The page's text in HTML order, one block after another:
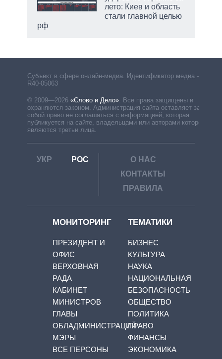
лето: Киев и область
стали главной целью
рф
Субъект в сфере онлайн-медиа. Идентификатор медиа –
R40-05063
© 2009—2026 «Слово и Дело». Все права защищены и
охраняются законом. Администрация сайта оставляет за
собой право не соглашаться с информацией, которая
публикуется на сайте, владельцами или авторами которой
являются третьи лица.
УКР РОС
О НАС
КОНТАКТЫ
ПРАВИЛА
МОНИТОРИНГ
ПРЕЗИДЕНТ И
ОФИС
ВЕРХОВНАЯ
РАДА
КАБИНЕТ
МИНИСТРОВ
ГЛАВЫ
ОБЛАДМИНИСТРАЦИЙ
МЭРЫ
ВСЕ ПЕРСОНЫ
ТЕМАТИКИ
БИЗНЕС
КУЛЬТУРА
НАУКА
НАЦИОНАЛЬНАЯ
БЕЗОПАСНОСТЬ
ОБЩЕСТВО
ПОЛИТИКА
ПРАВО
ФИНАНСЫ
ЭКОНОМИКА